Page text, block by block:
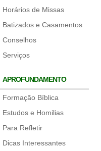
Horários de Missas
Batizados e Casamentos
Conselhos
Serviços
APROFUNDAMENTO
Formação Bíblica
Estudos e Homilias
Para Refletir
Dicas Interessantes